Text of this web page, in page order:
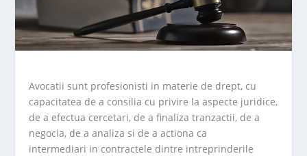
Avocatii sunt profesionisti in materie de drept, cu
capacitatea de a consilia cu privire la aspecte juridice,
de a efectua cercetari, de a finaliza tranzactii, de a
negocia, de a analiza si de a actiona ca
intermediari in contractele dintre intreprinderile